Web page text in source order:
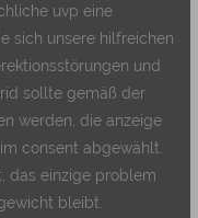
uvp eine
sich unsere hilfreichen
und
sollte gemäß der
werden, die anzeige
consent abgewählt.
das einzige problem
bleibt.